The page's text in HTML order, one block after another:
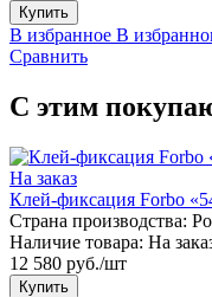
Купить
В избранное В
Сравнить
С этим
На заказ
Клей-фиксация Forbo
Страна производства:
Наличие товара: На
12 580 руб./шт
Купить